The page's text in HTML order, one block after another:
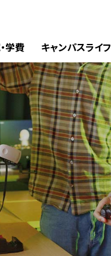
学費 キャンパスライフ